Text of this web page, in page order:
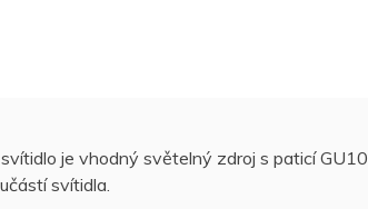
je vhodný světelný zdroj s paticí GU10
svítidla.